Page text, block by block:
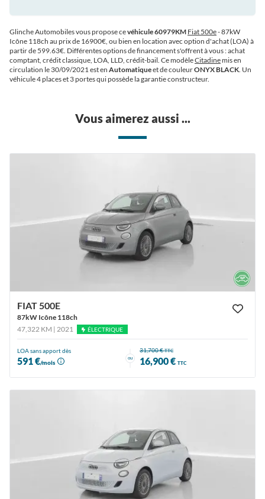
Glinche Automobiles vous propose cevéhicule 60979KM Fiat 500e- 87kW
Icône 118ch au prix de 16900€, ou bien en location avec option d'achat (LOA) à
partir de 599.63€. Différentes options de financement s'offrent à vous : achat
comptant, crédit classique, LOA, LLD, crédit-bail. Ce modèleCitadinemis en
circulation le 30/09/2021 est en Automatiqueet de couleurONYX BLACK. Un
véhicule 4 places et 3 portes qui possède la garantie constructeur.
Vous aimerez aussi ...
FIAT 500E
87kW Icône 118ch
47,322 KM | 2021
ÉLECTRIQUE
LOA sans apport dès
591 €/mois
ou
31,700 €TTC
16,900 € TTC